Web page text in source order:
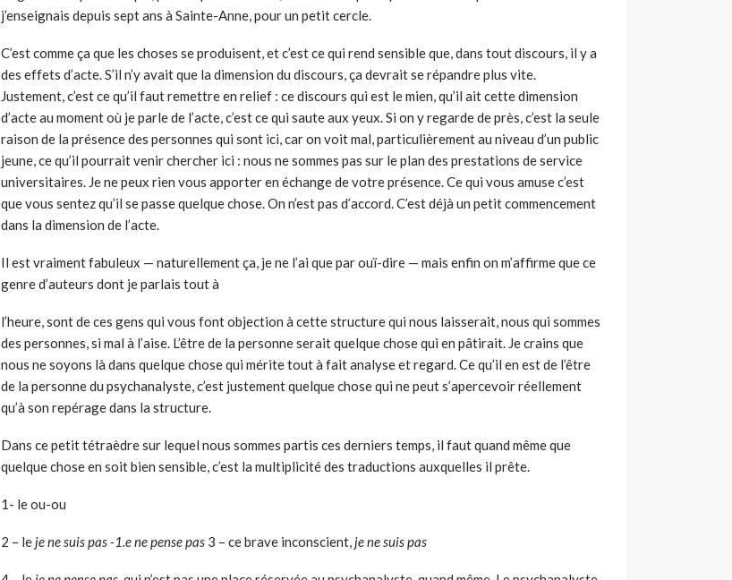
j’en­seignais depuis sept ans à Sainte-Anne, pour un petit cercle.
C’est comme ça que les choses se produisent, et c’est ce qui rend sen­sible que, dans tout discours, il y a
des effets d’acte. S’il n’y avait que la dimension du discours, ça devrait se répandre plus vite.
Justement, c’est ce qu’il faut remettre en relief : ce discours qui est le mien, qu’il ait cette dimension
d’acte au moment où je parle de l’acte, c’est ce qui saute aux yeux. Si on y regarde de près, c’est la seule
raison de la présence des per­sonnes qui sont ici, car on voit mal, particulièrement au niveau d’un public
jeune, ce qu’il pourrait venir chercher ici : nous ne sommes pas sur le plan des prestations de service
universitaires. Je ne peux rien vous apporter en échange de votre présence. Ce qui vous amuse c’est
que vous sentez qu’il se passe quelque chose. On n’est pas d’accord. C’est déjà un petit commencement
dans la dimension de l’acte.
Il est vraiment fabuleux — naturellement ça, je ne l’ai que par ouï-dire — mais enfin on m’affirme que ce
genre d’auteurs dont je parlais tout à
l’heure, sont de ces gens qui vous font objection à cette structure qui nous laisserait, nous qui sommes
des personnes, si mal à l’aise. L’être de la per­sonne serait quelque chose qui en pâtirait. Je crains que
nous ne soyons là dans quelque chose qui mérite tout à fait analyse et regard. Ce qu’il en est de l’être
de la personne du psychanalyste, c’est justement quelque chose qui ne peut s’apercevoir réellement
qu’à son repérage dans la structure.
Dans ce petit tétraèdre sur lequel nous sommes partis ces derniers temps, il faut quand même que
quelque chose en soit bien sensible, c’est la multiplicité des traductions auxquelles il prête.
1- le ou-ou
2 – leje ne suis pas -1.e ne pense pas 3 – ce brave inconscient,je ne suis pas